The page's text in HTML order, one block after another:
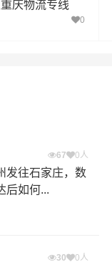
庆物流专线
0
67 0人
发往石家庄，数
后如何...
30 0人